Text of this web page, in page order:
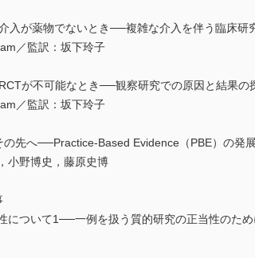
が薬物でないとき──複雑な介入を伴う臨床研
／監訳：坂下玲子
が不可能なとき──観察研究での原因と結果の
／監訳：坂下玲子
の先へ──Practice-Based Evidence（PBE）の発
小野博史，藤原史博
について1──一例を扱う質的研究の正当性のため